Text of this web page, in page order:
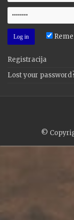
Registracija
Lost your
©
WP2Social